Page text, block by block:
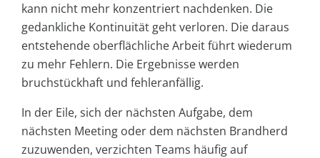
kann nicht mehr konzentriert nachdenken. Die
gedankliche Kontinuität geht verloren. Die daraus
entstehende oberflächliche Arbeit führt wiederum
zu mehr Fehlern. Die Ergebnisse werden
bruchstückhaft und fehleranfällig.
In der Eile, sich der nächsten Aufgabe, dem
nächsten Meeting oder dem nächsten Brandherd
zuzuwenden, verzichten Teams häufig auf